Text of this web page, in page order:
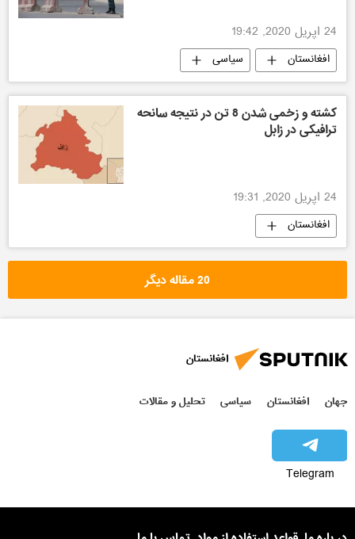
24 اپریل 2020, 19:42
افغانستان سیاسی
کشته و زخمی شدن 8 تن در نتیجه سانحه
ترافیکی در زابل
24 اپریل 2020, 19:31
افغانستان
20 مقاله دیگر
افغانستان
جهان افغانستان سیاسی تحلیل و مقالات
Telegram